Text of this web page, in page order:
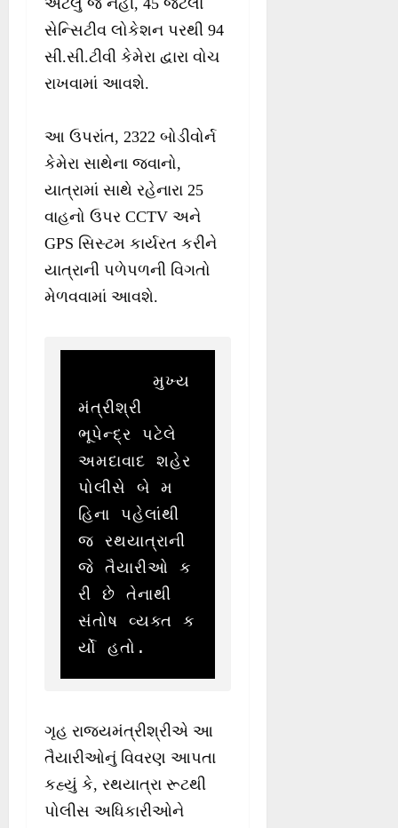
એટલું જ નહીં, 45 જેટલા
સેન્સિટીવ લોકેશન પરથી 94
સી.સી.ટીવી કેમેરા દ્વારા વોચ
રાખવામાં આવશે.
આ ઉપરાંત, 2322 બોડીવોર્ન
કેમેરા સાથેના જવાનો,
યાત્રામાં સાથે રહેનારા 25
વાહનો ઉપર CCTV અને
GPS સિસ્ટમ કાર્યરત કરીને
યાત્રાની પળેપળની વિગતો
મેળવવામાં આવશે.
મંત્રીશ્રી
ભૂપેન્દ્ર પટેલે
અમદાવાદ શહેર
પોલીસે બે મ
હિના પહેલાંથી
જ રથયાત્રાની
જે તૈયારીઓ ક
રી છે તેનાથી
સંતોષ વ્યક્ત ક
ર્યો હતો.
ગૃહ રાજ્યમંત્રીશ્રીએ આ
તૈયારીઓનું વિવરણ આપતા
કહ્યું કે, રથયાત્રા રૂટથી
પોલીસ અધિકારીઓને